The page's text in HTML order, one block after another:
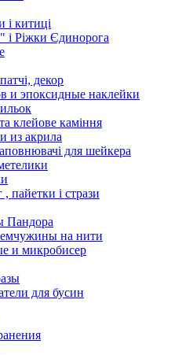
і китиці
і Ріжки Єдинорога
декор
и эпоксидные наклейки
клейове каміння
из акрила
для шейкера
і стрази
Пандора
на нити
и микробисер
для бусин